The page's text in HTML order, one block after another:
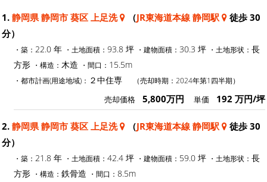
1. 静岡県 静岡市 葵区 上足洗 （JR東海道本線 静岡駅
徒歩 30
分）
・築： 22.0 年 ・土地面積： 93.8 坪 ・建物面積： 30.3 坪 ・土地形状： 長
方形 ・構造： 木造 ・間口： 15.5m
・都市計画(用途地域)： ２中住専 （売却時期：2024年第1四半期）
売却価格 5,800万円 単価 192 万円/坪
2. 静岡県 静岡市 葵区 上足洗 （JR東海道本線 静岡駅
徒歩 30
分）
・築： 21.8 年 ・土地面積： 42.4 坪 ・建物面積： 59.0 坪 ・土地形状： 長
方形 ・構造： 鉄骨造 ・間口： 8.5m